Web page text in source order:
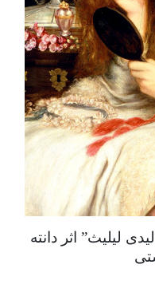
لیلیث” اثر دانته